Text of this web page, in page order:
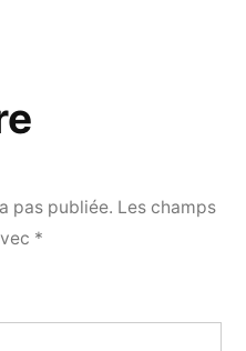
pas publiée. Les champs
*